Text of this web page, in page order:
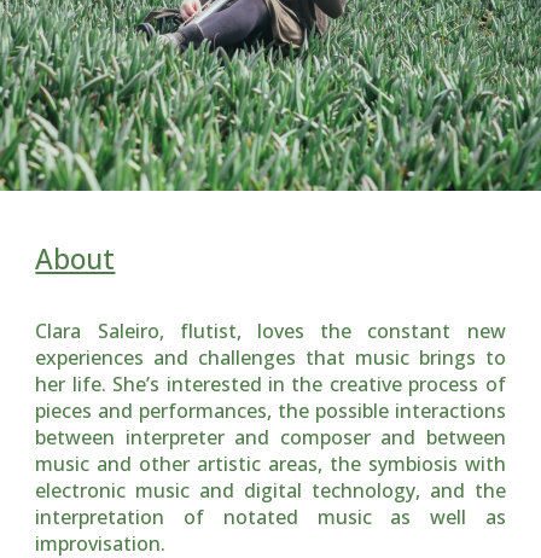
About
Clara Saleiro, flutist, loves the constant new
experiences and challenges that music brings to
her life. She’s interested in the creative process of
pieces and performances, the possible interactions
between interpreter and composer and between
music and other artistic areas, the symbiosis with
electronic music and digital technology, and the
interpretation of notated music as well as
improvisation.